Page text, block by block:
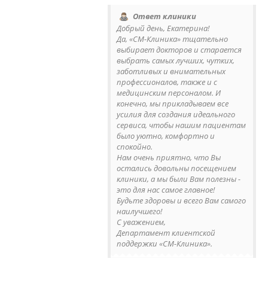
Ответ клиники
Добрый день, Екатерина!
Да, «СМ-Клиника» тщательно
выбирает докторов и старается
выбрать самых лучших, чутких,
заботливых и внимательных
профессионалов, также и с
медицинским персоналом. И
конечно, мы прикладываем все
усилия для создания идеального
сервиса, чтобы нашим пациентам
было уютно, комфортно и
спокойно.
Нам очень приятно, что Вы
остались довольны посещением
клиники, а мы были Вам полезны -
это для нас самое главное!
Будьте здоровы и всего Вам самого
наилучшего!
С уважением,
Департамент клиентской
поддержки «СМ-Клиника».